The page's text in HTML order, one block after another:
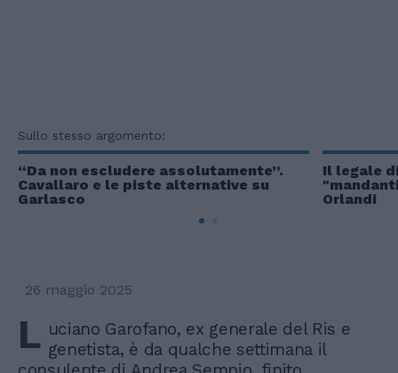
Sullo stesso argomento:
“Da non escludere assolutamente”.
Cavallaro e le piste alternative su
Garlasco
Il legale
Orlandi
26 maggio 2025
L uciano Garofano, ex generale del Ris e
genetista, è da qualche settimana il